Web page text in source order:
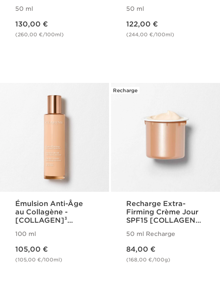
50 ml
130,00 €
(260,00 €/100ml)
50 ml
122,00 €
(244,00 €/100ml)
Émulsion Anti-Âge
au Collagène -
[COLLAGEN]³
Firming
100 ml
105,00 €
(105,00 €/100ml)
Recharge
Recharge Extra-
Firming Crème Jour
SPF15 [COLLAGEN]³
50 ml Recharge
84,00 €
(168,00 €/100g)